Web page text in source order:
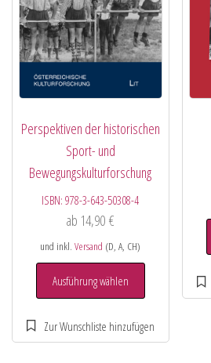
Perspektiven der historischen
Sport- und
Bewegungskulturforschung
ISBN:978-3-643-50308-4
ab 14,90€
und inkl.Versand (D, A, CH)
Ausführung wählen